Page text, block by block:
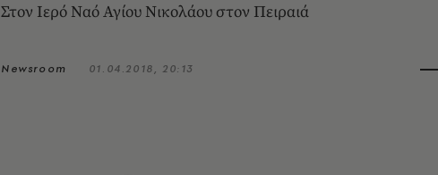
Στον Ιερό Ναό Αγίου Νικολάου στον Πειραιά
Newsroom 01.04.2018, 20:13